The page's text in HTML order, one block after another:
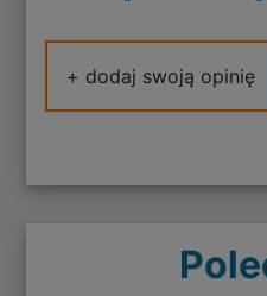
+ dodaj swoją opinię